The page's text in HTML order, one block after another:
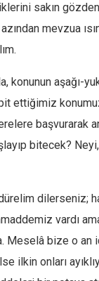
sakın gözden
mevzua
konunun aşağı-
ettiğimiz
başvurarak
bitecek?
dilerseniz;
vardı
Meselâ bize o an
ilkin onları